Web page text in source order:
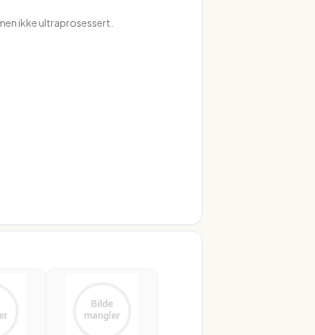
ikke ultraprosessert.